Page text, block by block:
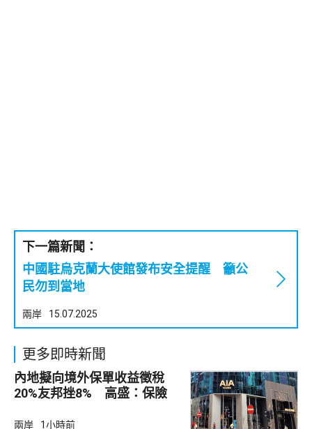
下一篇新聞：
中國駐烏克蘭大使館發布安全提醒 籲公
民勿到當地
兩岸 15.07.2025
更多即時新聞
內地擬向境外保單收益徵稅
20%友邦挫8% 高盛：保險
兩岸 1小時前